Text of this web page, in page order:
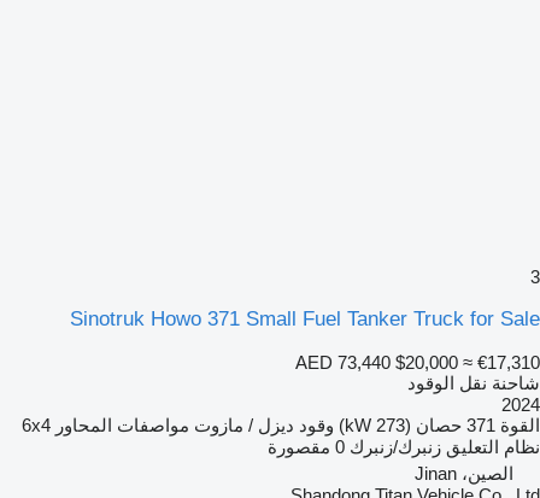
3
Sinotruk Howo 371 Small Fuel Tanker Truck for Sale
AED 73,440 $20,000 ≈ €17,310
شاحنة نقل الوقود
2024
القوة 371 حصان (273 kW) وقود ديزل / مازوت مواصفات المحاور 6x4
نظام التعليق زنبرك/زنبرك 0 مقصورة
الصين، Jinan